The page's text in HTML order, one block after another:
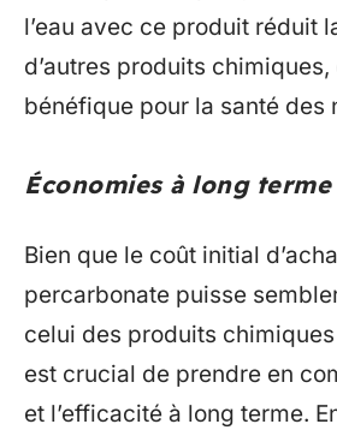
l’eau avec ce produit réduit
d’autres produits
bénéfique pour la santé des
Économies à long terme
Bien que le coût initial
percarbonate puisse
celui des produits
est crucial de prendre en
et l’efficacité à long terme.